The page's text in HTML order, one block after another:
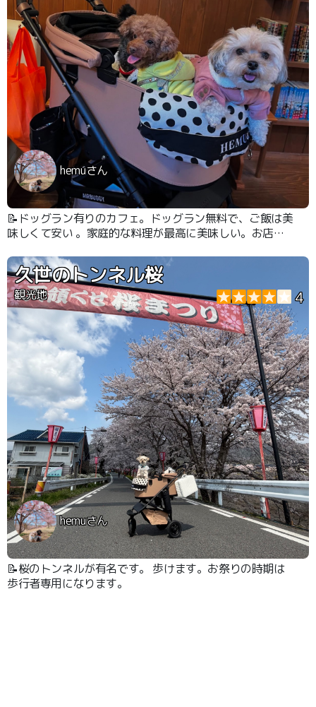
hemuさん
📝ドッグラン有りのカフェ。ドッグラン無料で、ご飯は美
味しくて安い 。家庭的な料理が最高に美味しい。お店の
も雰囲気の良いお店です
久世のトンネル桜
観光地 4
hemuさん
📝桜のトンネルが有名です。 歩けます。お祭りの時期は
歩行者専用になります。